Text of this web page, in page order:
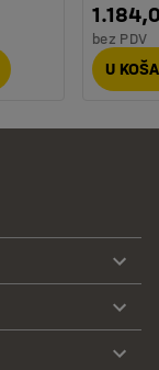
bez PDV
U